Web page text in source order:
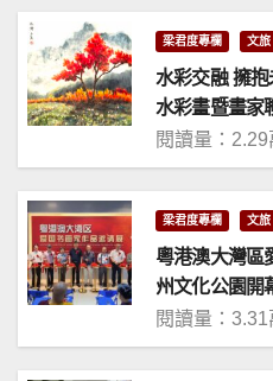
梁君度專欄 文旅
水彩交融 擁
水彩畫暨畫家
閱讀量：2.29
梁君度專欄 文旅
粵港澳大灣區
州文化公園開
閱讀量：3.31